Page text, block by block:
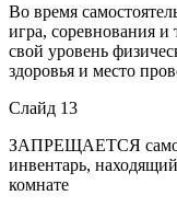
Во время
игра, соревнования
свой уровень
здоровья и место
Слайд 13
ЗАПРЕЩАЕТСЯ
инвентарь,
комнате